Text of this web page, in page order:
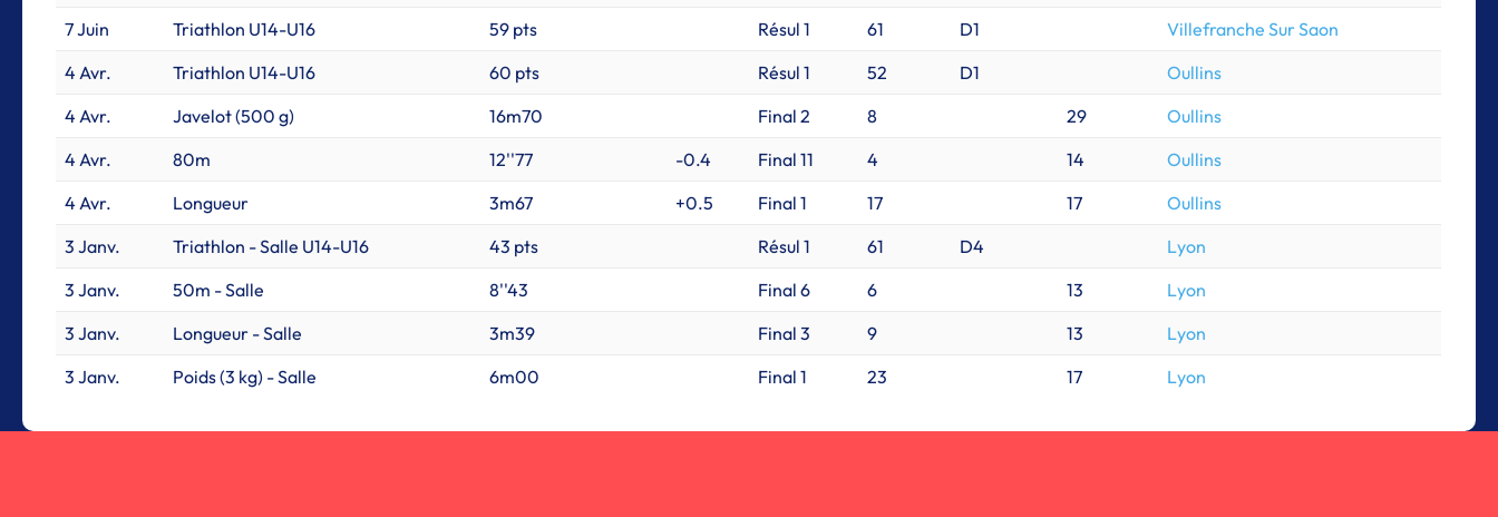
7 Juin
Triathlon U14-U16 59 pts Résul 1 61 D1
Villefranche Sur Saon
4 Avr.
Triathlon U14-U16 60 pts Résul 1 52 D1
Oullins
4 Avr.
Javelot (500 g) 16m70 Final 2 8 29
Oullins
4 Avr.
80m 12''77 -0.4 Final 11 4 14
Oullins
4 Avr.
Longueur 3m67 +0.5 Final 1 17 17
Oullins
3 Janv.
Triathlon - Salle U14-U16 43 pts Résul 1 61 D4
Lyon
3 Janv.
50m - Salle 8''43 Final 6 6 13
Lyon
3 Janv.
Longueur - Salle 3m39 Final 3 9 13
Lyon
3 Janv.
Poids (3 kg) - Salle 6m00 Final 1 23 17 Lyon